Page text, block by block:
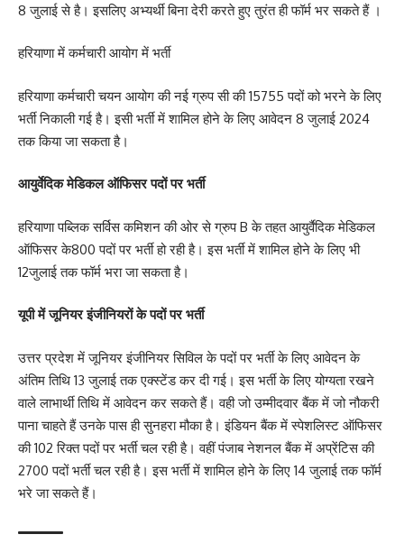
8 जुलाई से है। इसलिए अभ्यर्थी बिना देरी करते हुए तुरंत ही फॉर्म भर सकते हैं ।
हरियाणा में कर्मचारी आयोग में भर्ती
हरियाणा कर्मचारी चयन आयोग की नई ग्रुप सी की 15755 पदों को भरने के लिए
भर्ती निकाली गई है। इसी भर्ती में शामिल होने के लिए आवेदन 8 जुलाई 2024
तक किया जा सकता है।
आयुर्वेदिक मेडिकल ऑफिसर पदों पर भर्ती
हरियाणा पब्लिक सर्विस कमिशन की ओर से ग्रुप B के तहत आयुर्वैदिक मेडिकल
ऑफिसर के800 पदों पर भर्ती हो रही है। इस भर्ती में शामिल होने के लिए भी
12जुलाई तक फॉर्म भरा जा सकता है।
यूपी में जूनियर इंजीनियरों के पदों पर भर्ती
उत्तर प्रदेश में जूनियर इंजीनियर सिविल के पदों पर भर्ती के लिए आवेदन के
अंतिम तिथि 13 जुलाई तक एक्स्टेंड कर दी गई। इस भर्ती के लिए योग्यता रखने
वाले लाभार्थी तिथि में आवेदन कर सकते हैं। वही जो उम्मीदवार बैंक में जो नौकरी
पाना चाहते हैं उनके पास ही सुनहरा मौका है। इंडियन बैंक में स्पेशलिस्ट ऑफिसर
की 102 रिक्त पदों पर भर्ती चल रही है। वहीं पंजाब नेशनल बैंक में अप्रेंटिस की
2700 पदों भर्ती चल रही है। इस भर्ती में शामिल होने के लिए 14 जुलाई तक फॉर्म
भरे जा सकते हैं।